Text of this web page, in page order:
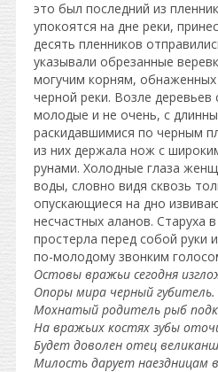
это был последний из
упокоятся на дне реки,
десять пленников
указывали обрезанные
могучим корням,
черной реки. Возле
молодые и не очень, с
раскидавшимися по черным
из них держала нож с
рунами. Холодные глаза
воды, словно видя сквозь
опускающиеся на дно
несчастных аланов. Старуха
простерла перед собой руки
по-молодому звонким
Остовы вражьи сегодня
Опоры мира черный губитель.
Мохнатый родитель рыб
На вражьих костях зубы
Будет доволен отец
Милость дарует наездницам